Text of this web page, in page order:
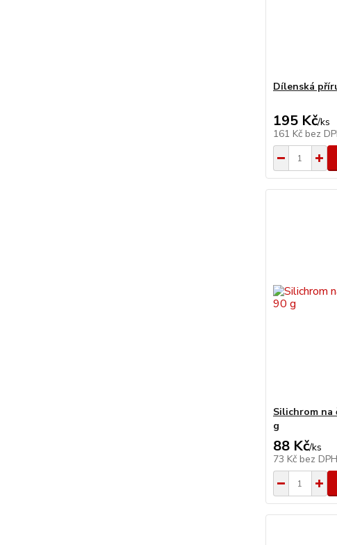
Dílenská
195 Kč/ks
161 Kč bez
Silichrom na
g
88 Kč/ks
73 Kč bez DPH